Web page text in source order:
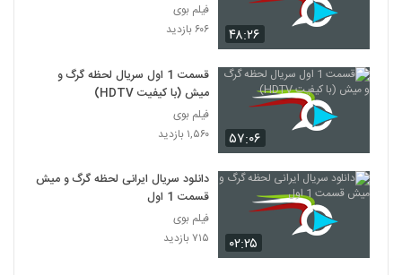
۴۸:۲۶
فیلم بوی
۶۰۶ بازدید
۵۷:۰۶
قسمت 1 اول سریال لحظه گرگ و
میش (با کیفیت HDTV)
فیلم بوی
۱,۵۶۰ بازدید
۰۲:۲۵
دانلود سریال ایرانی لحظه گرگ و میش
قسمت 1 اول
فیلم بوی
۷۱۵ بازدید